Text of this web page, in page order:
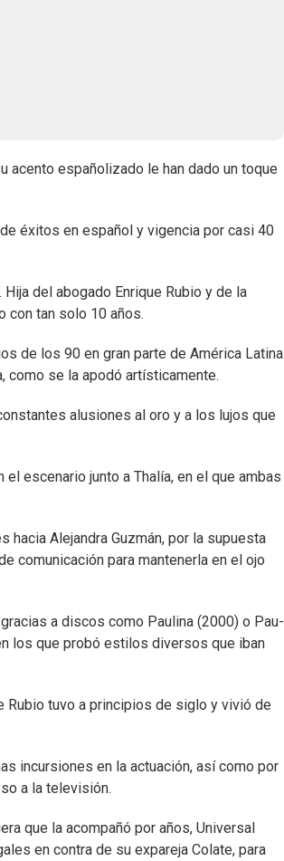
acento españolizado le han dado un toque
éxitos en español y vigencia por casi 40
del abogado Enrique Rubio y de la
con tan solo 10 años.
de los 90 en gran parte de América Latina
como se la apodó artísticamente.
alusiones al oro y a los lujos que
escenario junto a Thalía, en el que ambas
Alejandra Guzmán, por la supuesta
comunicación para mantenerla en el ojo
a discos como Paulina (2000) o Pau-
los que probó estilos diversos que iban
Rubio tuvo a principios de siglo y vivió de
incursiones en la actuación, así como por
a la televisión.
que la acompañó por años, Universal
en contra de su expareja Colate, para